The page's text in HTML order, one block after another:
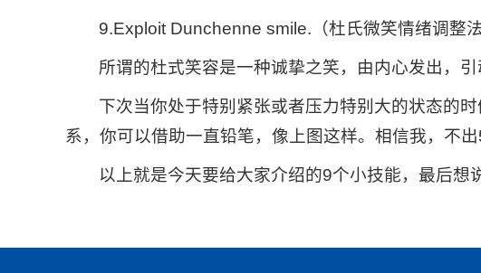
9.Exploit Dunchenne smile.（杜氏微笑情绪调整法
所谓的杜式笑容是一种诚挚之笑，由内心发出，
下次当你处于特别紧张或者压力特别大的状态的
系，你可以借助一直铅笔，像上图这样。相信我，不
以上就是今天要给大家介绍的9个小技能，最后想